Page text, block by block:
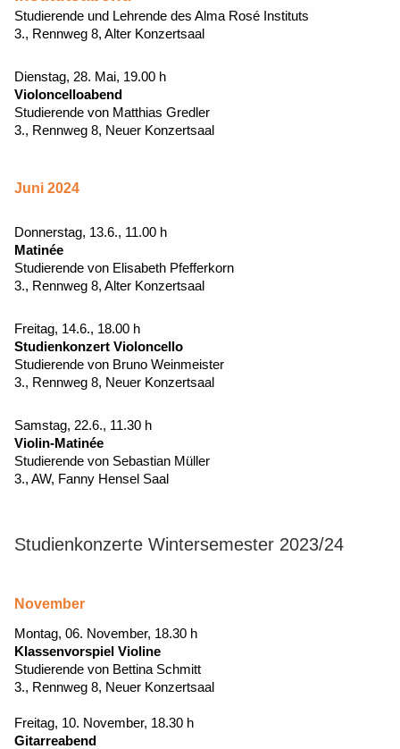
Studierende und Lehrende des Alma Rosé Instituts
3., Rennweg 8, Alter Konzertsaal
Dienstag, 28. Mai, 19.00 h
Violoncelloabend
Studierende von Matthias Gredler
3., Rennweg 8, Neuer Konzertsaal
Juni 2024
Donnerstag, 13.6., 11.00 h
Matinée
Studierende von Elisabeth Pfefferkorn
3., Rennweg 8, Alter Konzertsaal
Freitag, 14.6., 18.00 h
Studienkonzert Violoncello
Studierende von Bruno Weinmeister
3., Rennweg 8, Neuer Konzertsaal
Samstag, 22.6., 11.30 h
Violin-Matinée
Studierende von Sebastian Müller
3., AW, Fanny Hensel Saal
Studienkonzerte Wintersemester 2023/24
November
Montag, 06. November, 18.30 h
Klassenvorspiel Violine
Studierende von Bettina Schmitt
3., Rennweg 8, Neuer Konzertsaal
Freitag, 10. November, 18.30 h
Gitarreabend